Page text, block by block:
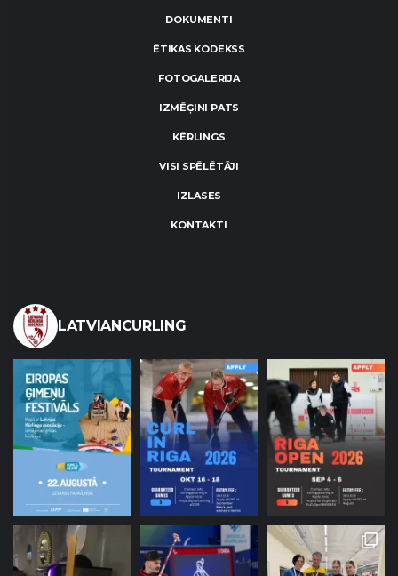
DOKUMENTI
ĒTIKAS KODEKSS
FOTOGALERIJA
IZMĒĢINI PATS
KĒRLINGS
VISI SPĒLĒTĀJI
IZLASES
KONTAKTI
LATVIANCURLING